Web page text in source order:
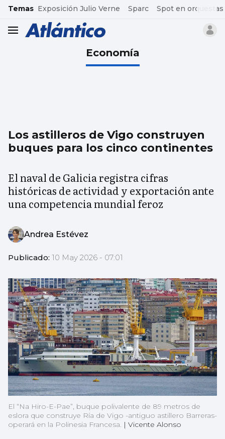
common.go-to-content
Temas Exposición Julio Verne Sparc Spot en orquestas
header.menu.open
Economía
Los astilleros de Vigo construyen
buques para los cinco continentes
El naval de Galicia registra cifras
históricas de actividad y exportación ante
una competencia mundial feroz
Andrea Estévez
Publicado: 10 May 2026 - 07:01
El “Na Hiro-E-Pae”, buque polivalente de 89 metros de
eslora que construye Ría de Vigo -antiguo astillero Barreras-
operará en la Polinesia Francesa. | Vicente Alonso